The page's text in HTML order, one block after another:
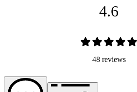
4.6
48 reviews